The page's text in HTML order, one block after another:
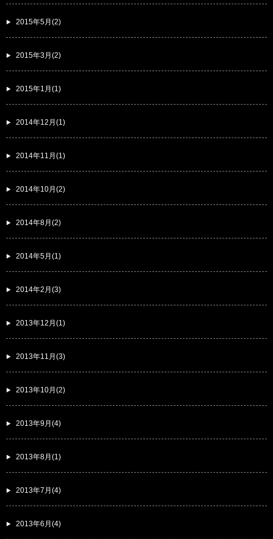
2015年5月(2)
2015年3月(2)
2015年1月(1)
2014年12月(1)
2014年11月(1)
2014年10月(2)
2014年8月(2)
2014年5月(1)
2014年2月(3)
2013年12月(1)
2013年11月(3)
2013年10月(2)
2013年9月(4)
2013年8月(1)
2013年7月(4)
2013年6月(4)